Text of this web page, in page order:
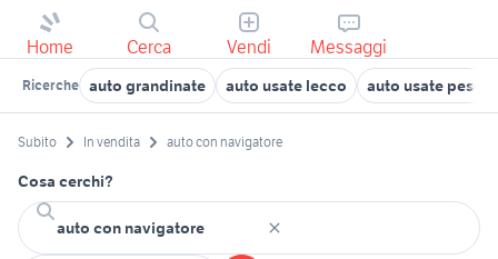
Home Cerca Vendi Messaggi
Ricerche auto grandinate auto usate lecco auto usate
Subito In vendita auto con navigatore
Cosa cerchi?